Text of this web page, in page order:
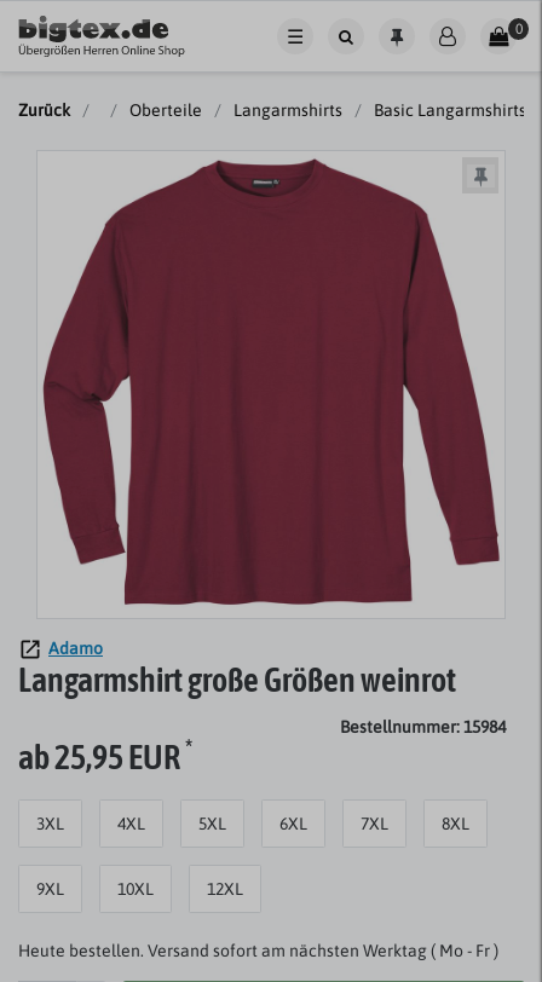
☰ 0
Zurück Oberteile Langarmshirts Basic Langarmshirts
Adamo
Langarmshirt große Größen weinrot
Bestellnummer: 15984
ab 25,95 EUR*
3XL 4XL 5XL 6XL 7XL 8XL
9XL 10XL 12XL
Heute bestellen. Versand sofort am nächsten Werktag ( Mo - Fr )